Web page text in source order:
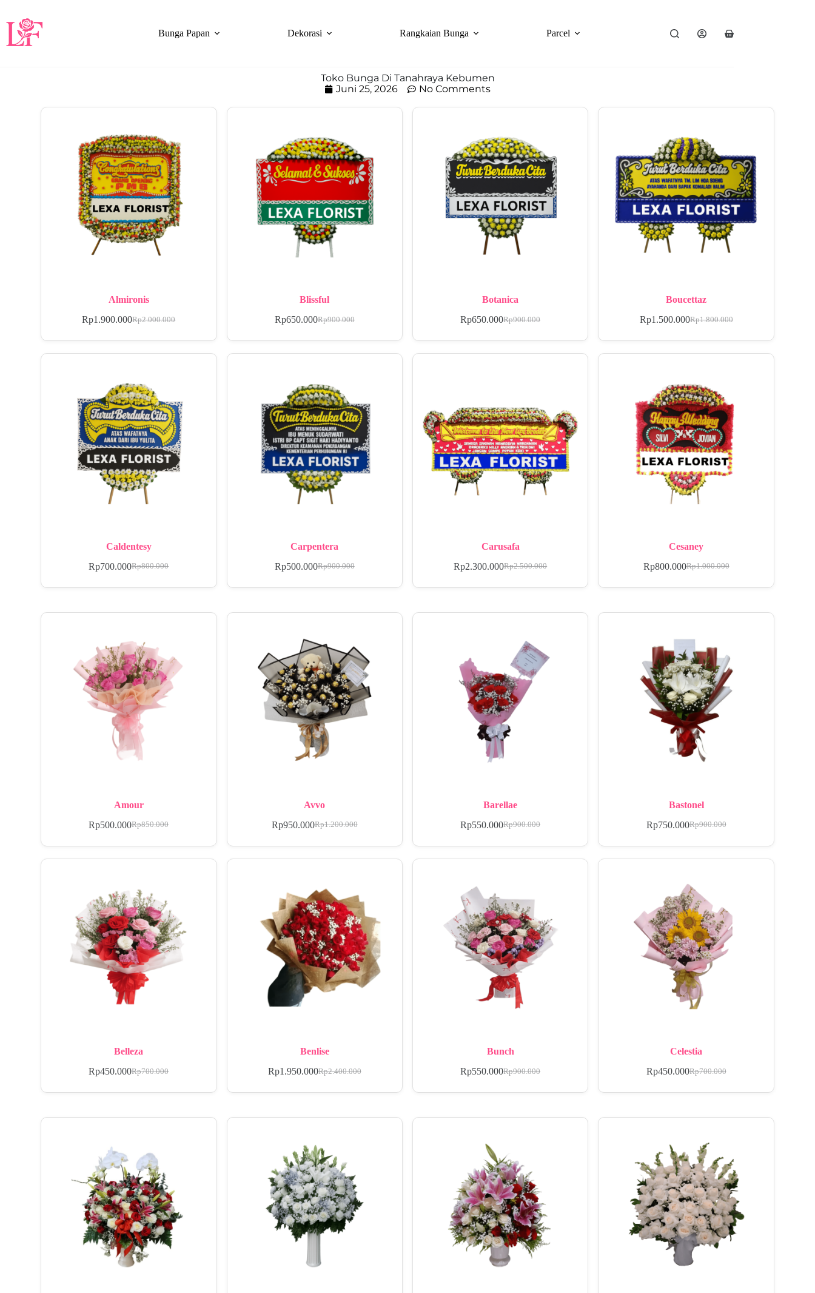
Bunga Papan Dekorasi Rangkaian Bunga Parcel
Toko Bunga Di Tanahraya Kebumen
Juni 25, 2026
No Comments
Almironis
Rp2.000.000
Rp1.900.000
Blissful
Rp900.000
Rp650.000
Botanica
Rp900.000
Rp650.000
Boucettaz
Rp1.800.000
Rp1.500.000
Caldentesy
Rp800.000
Rp700.000
Carpentera
Rp900.000
Rp500.000
Carusafa
Rp2.500.000
Rp2.300.000
Cesaney
Rp1.000.000
Rp800.000
Amour
Rp850.000
Rp500.000
Avvo
Rp1.200.000
Rp950.000
Barellae
Rp900.000
Rp550.000
Bastonel
Rp900.000
Rp750.000
Belleza
Rp700.000
Rp450.000
Benlise
Rp2.400.000
Rp1.950.000
Bunch
Rp900.000
Rp550.000
Celestia
Rp700.000
Rp450.000